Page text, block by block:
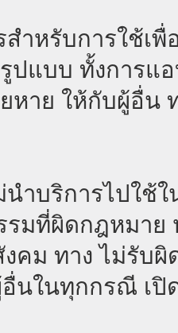
สำหรับการใช้เ
ปแบบ ทั้งการแ
หาย ให้กับผู้อื่น
ำบริการไปใช้
รมที่ผิดกฎหมาย
คม ทาง ไม่รับ
นในทุกกรณี เปิ